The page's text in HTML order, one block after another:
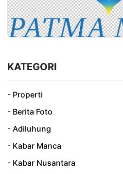
KATEGORI
- Properti
- Berita Foto
- Adiluhung
- Kabar Manca
- Kabar Nusantara